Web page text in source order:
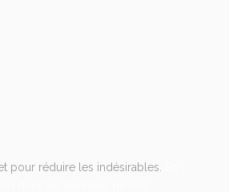
pour réduire les indésirables.